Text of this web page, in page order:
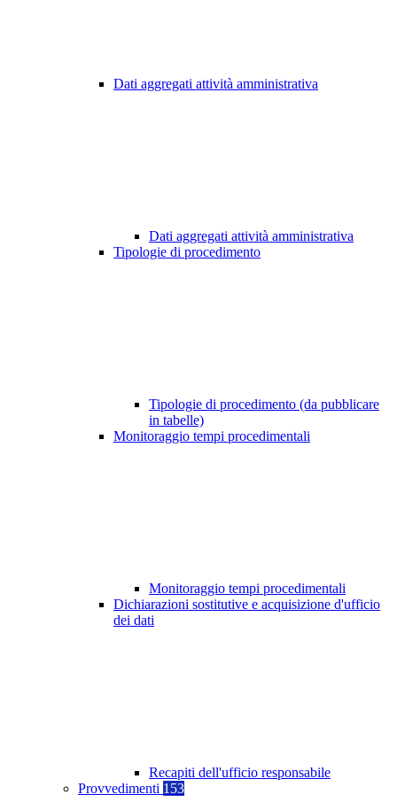
Dati aggregati attività amministrativa
Dati aggregati attività amministrativa
Tipologie di procedimento
Tipologie di procedimento (da pubblicare
in tabelle)
Monitoraggio tempi procedimentali
Monitoraggio tempi procedimentali
Dichiarazioni sostitutive e acquisizione d'ufficio
dei dati
Recapiti dell'ufficio responsabile
Provvedimenti 153